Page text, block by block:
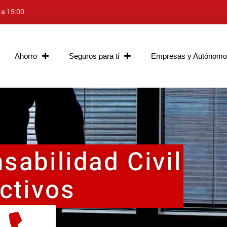
15:00
Ahorro Seguros para ti Empresas y
Civil